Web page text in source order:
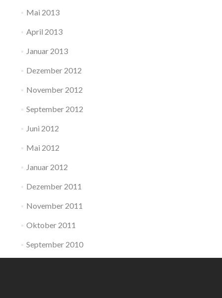
Mai 2013
April 2013
Januar 2013
Dezember 2012
November 2012
September 2012
Juni 2012
Mai 2012
Januar 2012
Dezember 2011
November 2011
Oktober 2011
September 2010